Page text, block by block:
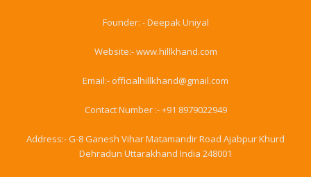
Founder: - Deepak Uniyal
Website:- www.hillkhand.com
Email:- officialhillkhand@gmail.com
Contact Number :- +91 8979022949
Address:- G-8 Ganesh Vihar Matamandir Road Ajabpur Khurd
Dehradun Uttarakhand India 248001